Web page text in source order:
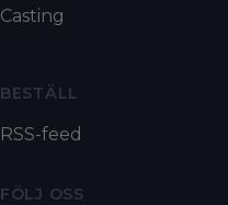
Casting
BESTÄLL
RSS-feed
FÖLJ OSS